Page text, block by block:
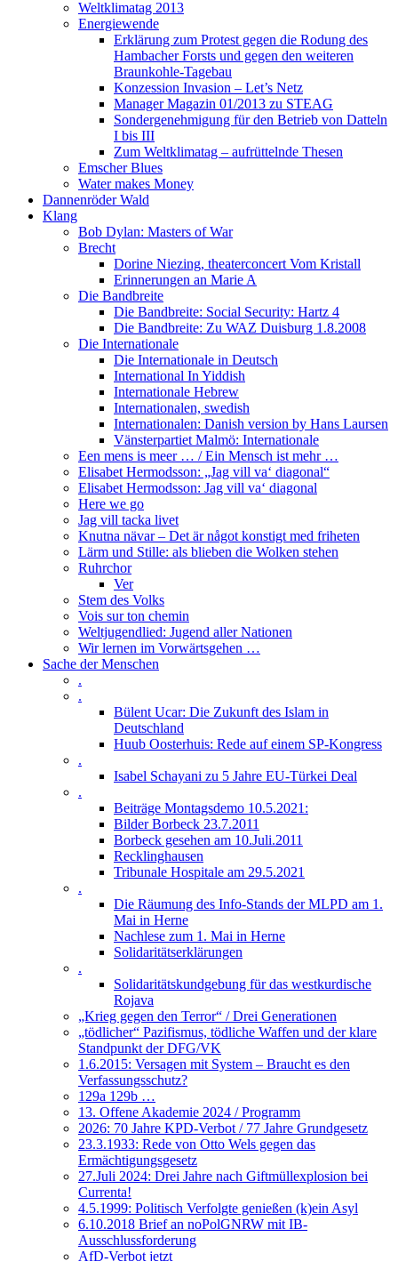
Weltklimatag 2013
Energiewende
Erklärung zum Protest gegen die Rodung des
Hambacher Forsts und gegen den weiteren
Braunkohle-Tagebau
Konzession Invasion – Let’s Netz
Manager Magazin 01/2013 zu STEAG
Sondergenehmigung für den Betrieb von Datteln
I bis III
Zum Weltklimatag – aufrüttelnde Thesen
Emscher Blues
Water makes Money
Dannenröder Wald
Klang
Bob Dylan: Masters of War
Brecht
Dorine Niezing, theaterconcert Vom Kristall
Erinnerungen an Marie A
Die Bandbreite
Die Bandbreite: Social Security: Hartz 4
Die Bandbreite: Zu WAZ Duisburg 1.8.2008
Die Internationale
Die Internationale in Deutsch
International In Yiddish
Internationale Hebrew
Internationalen, swedish
Internationalen: Danish version by Hans Laursen
Vänsterpartiet Malmö: Internationale
Een mens is meer … / Ein Mensch ist mehr …
Elisabet Hermodsson: „Jag vill va‘ diagonal“
Elisabet Hermodsson: Jag vill va‘ diagonal
Here we go
Jag vill tacka livet
Knutna nävar – Det är något konstigt med friheten
Lärm und Stille: als blieben die Wolken stehen
Ruhrchor
Ver
Stem des Volks
Vois sur ton chemin
Weltjugendlied: Jugend aller Nationen
Wir lernen im Vorwärtsgehen …
Sache der Menschen
.
.
Bülent Ucar: Die Zukunft des Islam in
Deutschland
Huub Oosterhuis: Rede auf einem SP-Kongress
.
Isabel Schayani zu 5 Jahre EU-Türkei Deal
.
Beiträge Montagsdemo 10.5.2021:
Bilder Borbeck 23.7.2011
Borbeck gesehen am 10.Juli.2011
Recklinghausen
Tribunale Hospitale am 29.5.2021
.
Die Räumung des Info-Stands der MLPD am 1.
Mai in Herne
Nachlese zum 1. Mai in Herne
Solidaritätserklärungen
.
Solidaritätskundgebung für das westkurdische
Rojava
„Krieg gegen den Terror“ / Drei Generationen
„tödlicher“ Pazifismus, tödliche Waffen und der klare
Standpunkt der DFG/VK
1.6.2015: Versagen mit System – Braucht es den
Verfassungsschutz?
129a 129b …
13. Offene Akademie 2024 / Programm
2026: 70 Jahre KPD-Verbot / 77 Jahre Grundgesetz
23.3.1933: Rede von Otto Wels gegen das
Ermächtigungsgesetz
27.Juli 2024: Drei Jahre nach Giftmüllexplosion bei
Currenta!
4.5.1999: Politisch Verfolgte genießen (k)ein Asyl
6.10.2018 Brief an noPolGNRW mit IB-
Ausschlussforderung
AfD-Verbot jetzt